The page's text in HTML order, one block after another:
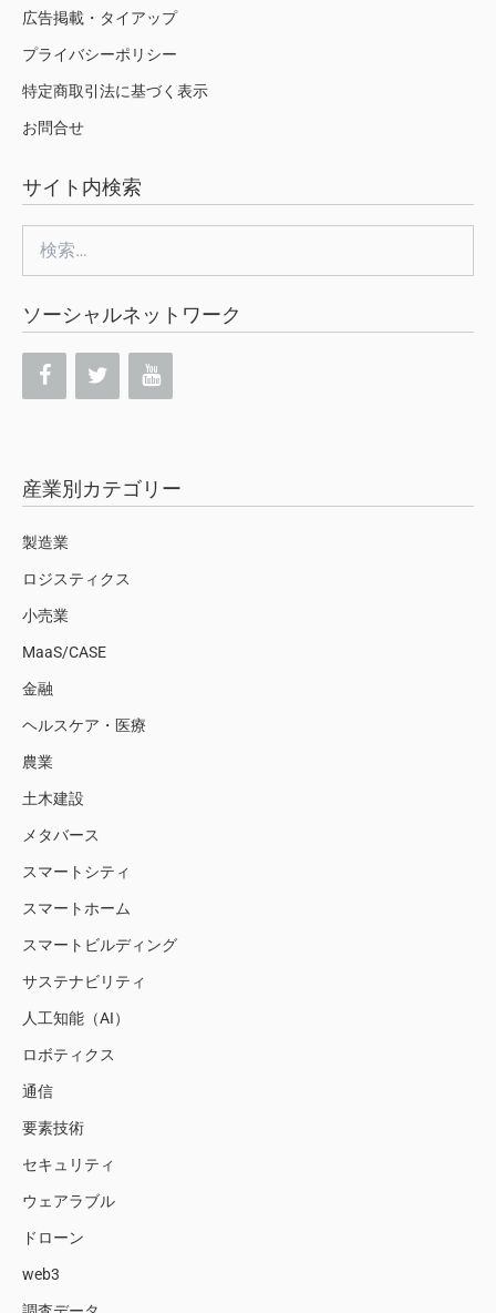
広告掲載・タイアップ
プライバシーポリシー
特定商取引法に基づく表示
お問合せ
サイト内検索
索:
ソーシャルネットワーク
産業別カテゴリー
製造業
ロジスティクス
小売業
MaaS/CASE
金融
ヘルスケア・医療
農業
土木建設
メタバース
スマートシティ
スマートホーム
スマートビルディング
サステナビリティ
人工知能（AI）
ロボティクス
通信
要素技術
セキュリティ
ウェアラブル
ドローン
web3